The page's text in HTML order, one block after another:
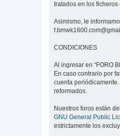
tratados en los
Asimismo, le
CONDICIONES
Al ingresar en “FORO
En caso contrario por
cuenta
reformados.
Nuestros foros están
GNU General Public
estrictamente los